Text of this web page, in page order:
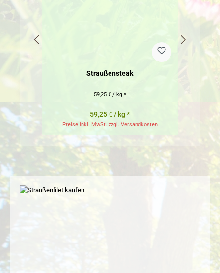
Straußensteak
59,25 € / kg *
59,25 € / kg *
Preise inkl. MwSt. zzgl. Versandkosten